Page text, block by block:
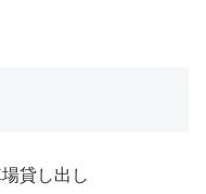
貸し出し